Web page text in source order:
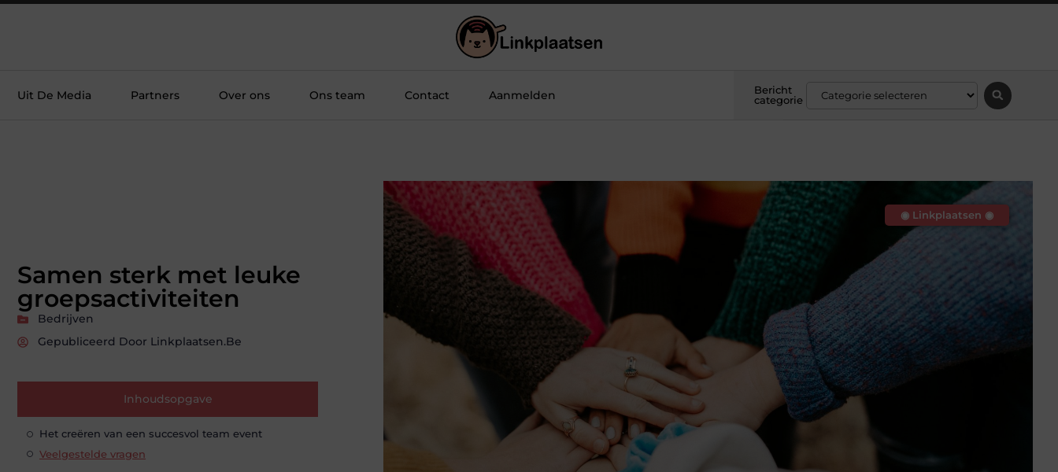
Uit De Media Partners Over ons Ons team Contact Aanmelden
Bericht
categorie
Samen sterk met leuke
groepsactiviteiten
Bedrijven
Gepubliceerd Door Linkplaatsen.be
Inhoudsopgave
Het creëren van een succesvol team event
Veelgestelde vragen
◉ Linkplaatsen ◉